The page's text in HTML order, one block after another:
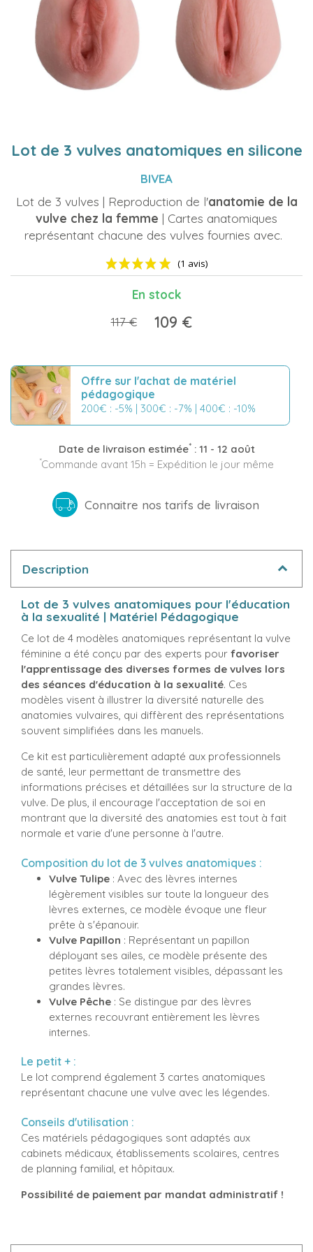
Lot de 3 vulves anatomiques en silicone
BIVEA
Lot de 3 vulves | Reproduction de l'anatomie de la
vulve chez la femme | Cartes anatomiques
représentant chacune des vulves fournies avec.
(1 avis)
En stock
117 €
109 €
Offre sur l'achat de matériel
pédagogique
200€ : -5% | 300€ : -7% | 400€ : -10%
Date de livraison estimée*: 11 - 12 août
*Commande avant 15h = Expédition le jour même
Connaitre nos tarifs de livraison
Description
Lot de 3 vulves anatomiques pour l'éducation
à la sexualité | Matériel Pédagogique
Ce lot de 4 modèles anatomiques représentant la vulve
féminine a été conçu par des experts pour favoriser
l'apprentissage des diverses formes de vulves lors
des séances d'éducation à la sexualité. Ces
modèles visent à illustrer la diversité naturelle des
anatomies vulvaires, qui diffèrent des représentations
souvent simplifiées dans les manuels.
Ce kit est particulièrement adapté aux professionnels
de santé, leur permettant de transmettre des
informations précises et détaillées sur la structure de la
vulve. De plus, il encourage l'acceptation de soi en
montrant que la diversité des anatomies est tout à fait
normale et varie d'une personne à l'autre.
Composition du lot de 3 vulves anatomiques :
Vulve Tulipe : Avec des lèvres internes
légèrement visibles sur toute la longueur des
lèvres externes, ce modèle évoque une fleur
prête à s'épanouir.
Vulve Papillon : Représentant un papillon
déployant ses ailes, ce modèle présente des
petites lèvres totalement visibles, dépassant les
grandes lèvres.
Vulve Pêche : Se distingue par des lèvres
externes recouvrant entièrement les lèvres
internes.
Le petit + :
Le lot comprend également 3 cartes anatomiques
représentant chacune une vulve avec les légendes.
Conseils d'utilisation :
Ces matériels pédagogiques sont adaptés aux
cabinets médicaux, établissements scolaires, centres
de planning familial, et hôpitaux.
Possibilité de paiement par mandat administratif !